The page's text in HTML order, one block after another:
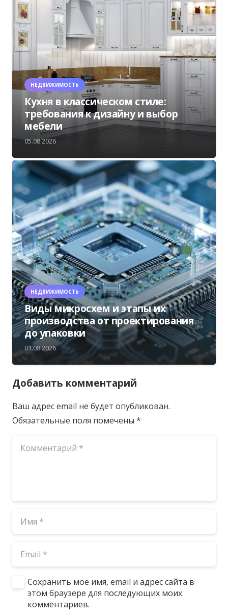
НЕДВИЖИМОСТЬ
Кухня в классическом стиле:
требования к дизайну и выбор
мебели
05.08.2026
НЕДВИЖИМОСТЬ
Виды микросхем и этапы их
производства от проектирования
до упаковки
01.08.2026
Добавить комментарий
Ваш адрес email не будет опубликован.
Обязательные поля помечены *
Сохранить моё имя, email и адрес сайта в
этом браузере для последующих моих
комментариев.